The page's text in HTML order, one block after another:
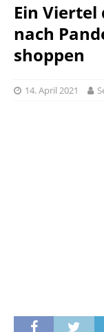
Ein
nach
shoppen
14. April 2021